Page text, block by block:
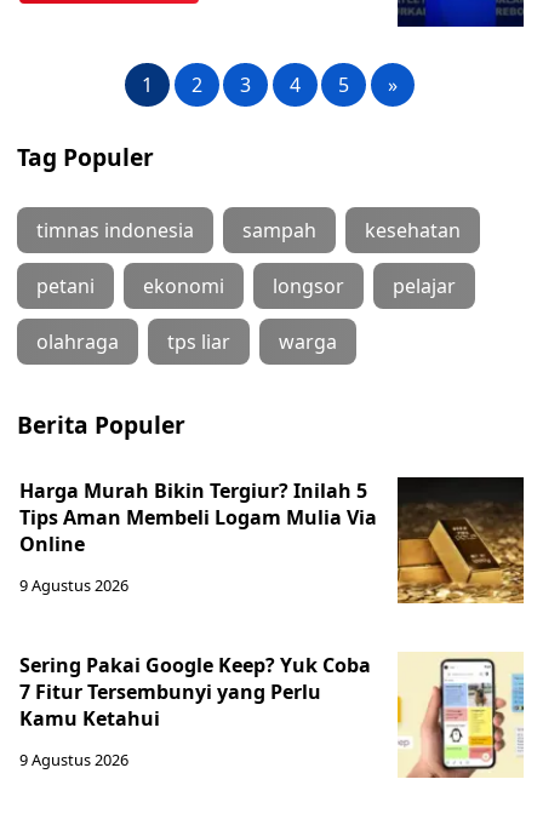
1 2 3 4 5 »
Tag Populer
timnas indonesia sampah kesehatan
petani ekonomi longsor pelajar
olahraga tps liar warga
Berita Populer
Harga Murah Bikin Tergiur? Inilah 5
Tips Aman Membeli Logam Mulia Via
Online
9 Agustus 2026
Sering Pakai Google Keep? Yuk Coba
7 Fitur Tersembunyi yang Perlu
Kamu Ketahui
9 Agustus 2026